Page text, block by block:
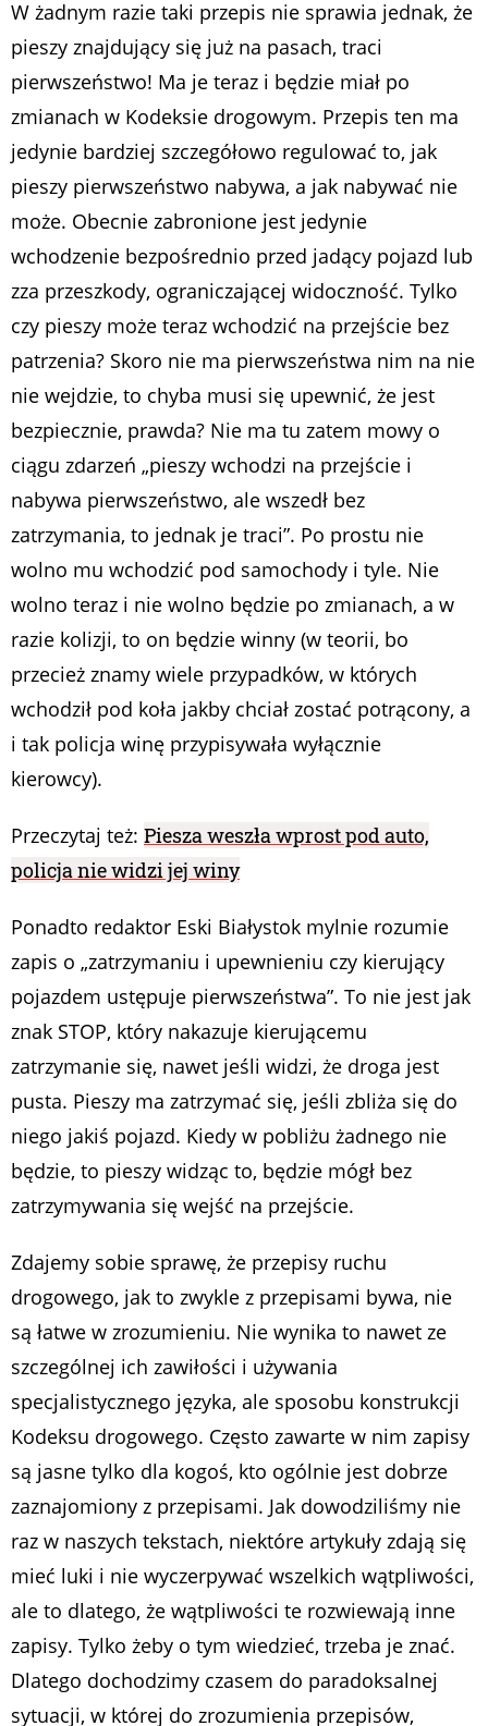
W żadnym razie taki przepis nie sprawia jednak, że
pieszy znajdujący się już na pasach, traci
pierwszeństwo! Ma je teraz i będzie miał po
zmianach w Kodeksie drogowym. Przepis ten ma
jedynie bardziej szczegółowo regulować to, jak
pieszy pierwszeństwo nabywa, a jak nabywać nie
może. Obecnie zabronione jest jedynie
wchodzenie bezpośrednio przed jadący pojazd lub
zza przeszkody, ograniczającej widoczność. Tylko
czy pieszy może teraz wchodzić na przejście bez
patrzenia? Skoro nie ma pierwszeństwa nim na nie
nie wejdzie, to chyba musi się upewnić, że jest
bezpiecznie, prawda? Nie ma tu zatem mowy o
ciągu zdarzeń „pieszy wchodzi na przejście i
nabywa pierwszeństwo, ale wszedł bez
zatrzymania, to jednak je traci”. Po prostu nie
wolno mu wchodzić pod samochody i tyle. Nie
wolno teraz i nie wolno będzie po zmianach, a w
razie kolizji, to on będzie winny (w teorii, bo
przecież znamy wiele przypadków, w których
wchodził pod koła jakby chciał zostać potrącony, a
i tak policja winę przypisywała wyłącznie
kierowcy).
Przeczytaj też: Piesza weszła wprost pod auto,
policja nie widzi jej winy
Ponadto redaktor Eski Białystok mylnie rozumie
zapis o „zatrzymaniu i upewnieniu czy kierujący
pojazdem ustępuje pierwszeństwa”. To nie jest jak
znak STOP, który nakazuje kierującemu
zatrzymanie się, nawet jeśli widzi, że droga jest
pusta. Pieszy ma zatrzymać się, jeśli zbliża się do
niego jakiś pojazd. Kiedy w pobliżu żadnego nie
będzie, to pieszy widząc to, będzie mógł bez
zatrzymywania się wejść na przejście.
Zdajemy sobie sprawę, że przepisy ruchu
drogowego, jak to zwykle z przepisami bywa, nie
są łatwe w zrozumieniu. Nie wynika to nawet ze
szczególnej ich zawiłości i używania
specjalistycznego języka, ale sposobu konstrukcji
Kodeksu drogowego. Często zawarte w nim zapisy
są jasne tylko dla kogoś, kto ogólnie jest dobrze
zaznajomiony z przepisami. Jak dowodziliśmy nie
raz w naszych tekstach, niektóre artykuły zdają się
mieć luki i nie wyczerpywać wszelkich wątpliwości,
ale to dlatego, że wątpliwości te rozwiewają inne
zapisy. Tylko żeby o tym wiedzieć, trzeba je znać.
Dlatego dochodzimy czasem do paradoksalnej
sytuacji, w której do zrozumienia przepisów,